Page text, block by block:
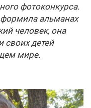
фотоконкурса.
альманах
человек, она
своих детей
мире.